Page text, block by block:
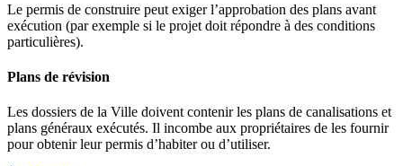
Le permis de construire peut exiger l’approbation des plans avant
exécution (par exemple si le projet doit répondre à des conditions
particulières).
Plans de révision
Les dossiers de la Ville doivent contenir les plans de canalisations et
plans généraux exécutés. Il incombe aux propriétaires de les fournir
pour obtenir leur permis d’habiter ou d’utiliser.